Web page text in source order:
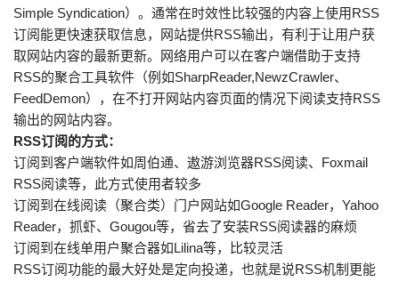
Simple Syndication）。通常在时效性比较强的内容上使用RSS
订阅能更快速获取信息，网站提供RSS输出，有利于让用户获
取网站内容的最新更新。网络用户可以在客户端借助于支持
RSS的聚合工具软件（例如SharpReader,NewzCrawler、
FeedDemon），在不打开网站内容页面的情况下阅读支持RSS
输出的网站内容。
RSS订阅的方式：
订阅到客户端软件如周伯通、遨游浏览器RSS阅读、Foxmail
RSS阅读等，此方式使用者较多
订阅到在线阅读（聚合类）门户网站如Google Reader，Yahoo
Reader，抓虾、Gougou等，省去了安装RSS阅读器的麻烦
订阅到在线单用户聚合器如Lilina等，比较灵活
RSS订阅功能的最大好处是定向投递，也就是说RSS机制更能